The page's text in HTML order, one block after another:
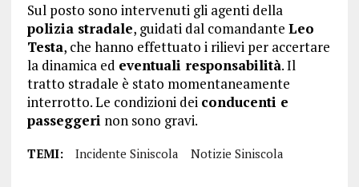
Sul posto sono intervenuti gli agenti della
polizia stradale, guidati dal comandante Leo
Testa, che hanno effettuato i rilievi per accertare
la dinamica ed eventuali responsabilità. Il
tratto stradale è stato momentaneamente
interrotto. Le condizioni dei conducenti e
passeggeri non sono gravi.
TEMI: Incidente Siniscola Notizie Siniscola